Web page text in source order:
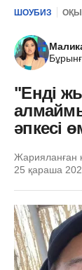
ШОУБИЗ
"Енді
әпкесі
Жарияланған
25 қараша